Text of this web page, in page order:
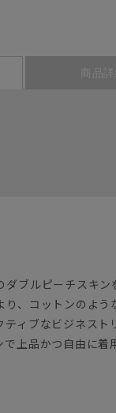
商品
ダブルピーチスキ
り、コットンのよ
ィブなビジネス
で上品かつ自由に